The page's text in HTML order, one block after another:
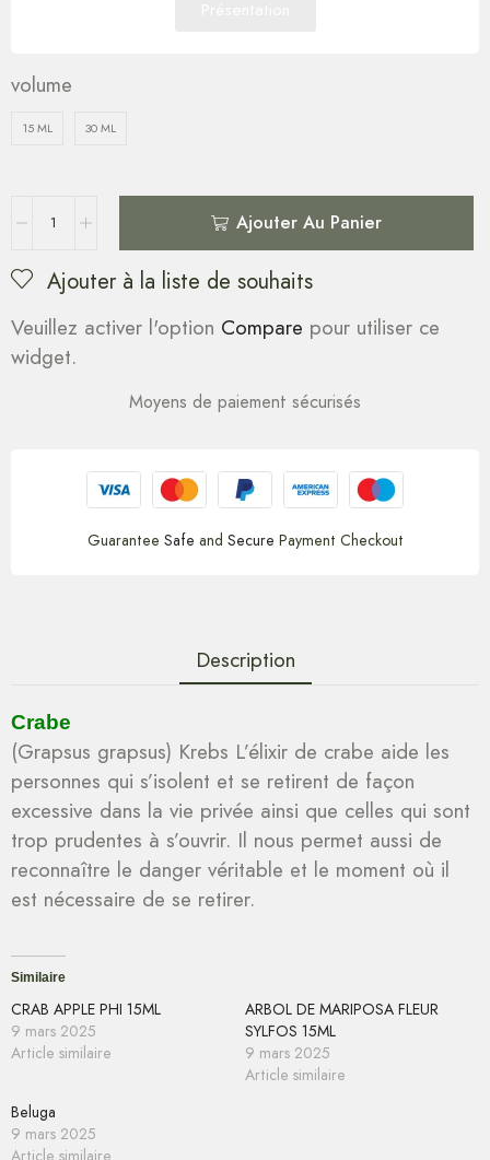
volume
15 ML 30 ML
Ajouter Au Panier
Ajouter à la liste de souhaits
Veuillez activer l'option Compare pour utiliser ce
widget.
Moyens de paiement sécurisés
Guarantee Safe and Secure Payment Checkout
Description
Crabe
(Grapsus grapsus) Krebs L’élixir de crabe aide les
personnes qui s’isolent et se retirent de façon
excessive dans la vie privée ainsi que celles qui sont
trop prudentes à s’ouvrir. Il nous permet aussi de
reconnaître le danger véritable et le moment où il
est nécessaire de se retirer.
Similaire
CRAB APPLE PHI 15ML
9 mars 2025
Article similaire
ARBOL DE MARIPOSA FLEUR
SYLFOS 15ML
9 mars 2025
Article similaire
Beluga
9 mars 2025
Article similaire